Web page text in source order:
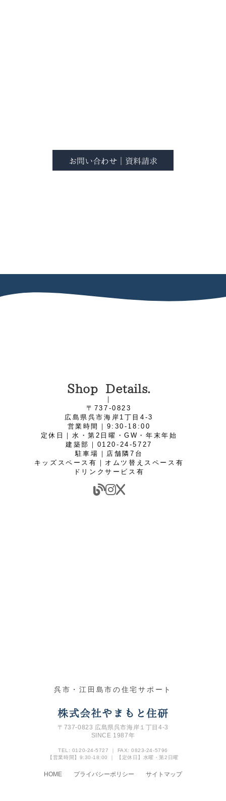
お問い合わせ｜資料請求
Shop Details.
｜
〒737-0823
広島県呉市海岸1丁目4‐3
営業時間｜9:30-18:00
定休日｜水・第2日曜・GW・年末年始
建築部｜0120-24-5727
駐車場｜店舗隣7台
キッズスペース有｜オムツ替えスペース有
ドリンクサービス有
呉市・江田島市の住宅サポート
株式会社やまもと住研
〒737-0823 広島県呉市海岸１丁目4‐3
SINCE 1987年
TEL: 0120-24-5727 ｜ FAX: 0823-24-5796
【営業時間】9:30-18:00 ｜ 【定休日】水曜・第2日曜
HOME プライバシーポリシー サイトマップ